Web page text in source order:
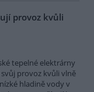
provoz kvůli
tepelné elektrárny
provoz kvůli vlně
hladině vody v